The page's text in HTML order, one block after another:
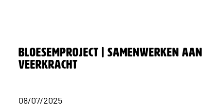
Bloesemproject | Samenwerken aan
veerkracht
08/07/2025